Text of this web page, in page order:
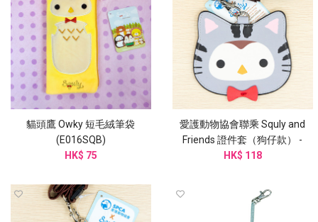
貓頭鷹 Owky 短毛絨筆袋
(E016SQB)
HK$ 75
愛護動物協會聯乘 Squly and
Friends 證件套（狗仔款） -
G003SQB
HK$ 118